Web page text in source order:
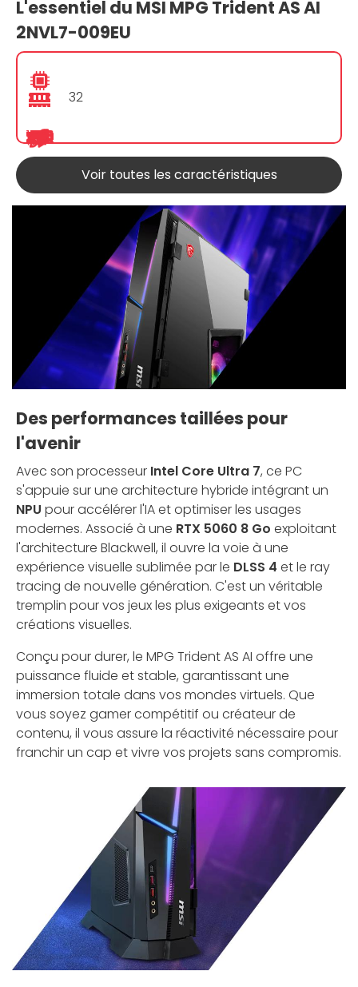
L'essentiel du MSI MPG Trident AS AI
2NVL7-009EU
32
Voir toutes les caractéristiques
Des performances taillées pour
l'avenir
Avec son processeur Intel Core Ultra 7, ce PC
s'appuie sur une architecture hybride intégrant un
NPU pour accélérer l'IA et optimiser les usages
modernes. Associé à une RTX 5060 8 Go exploitant
l'architecture Blackwell, il ouvre la voie à une
expérience visuelle sublimée par le DLSS 4 et le ray
tracing de nouvelle génération. C'est un véritable
tremplin pour vos jeux les plus exigeants et vos
créations visuelles.
Conçu pour durer, le MPG Trident AS AI offre une
puissance fluide et stable, garantissant une
immersion totale dans vos mondes virtuels. Que
vous soyez gamer compétitif ou créateur de
contenu, il vous assure la réactivité nécessaire pour
franchir un cap et vivre vos projets sans compromis.